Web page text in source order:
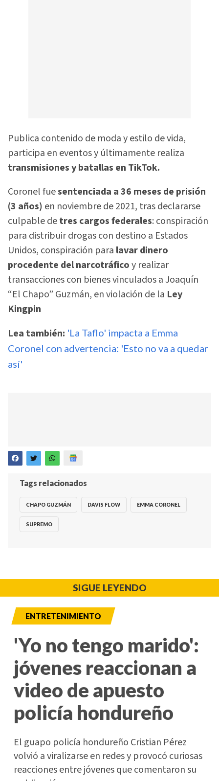
Publica contenido de moda y estilo de vida,
participa en eventos y últimamente realiza
transmisiones y batallas en TikTok.
Coronel fuesentenciada a 36 meses de prisión
(3 años) en noviembre de 2021, tras declararse
culpable detres cargos federales: conspiración
para distribuir drogas con destino a Estados
Unidos, conspiración para lavar dinero
procedente del narcotráficoy realizar
transacciones con bienes vinculados a Joaquín
“El Chapo” Guzmán, en violación de la Ley
Kingpin
Lea también: 'La Taflo' impacta a Emma
Coronel con advertencia: 'Esto no va a quedar
así'
Tags relacionados
CHAPO GUZMÁN DAVIS FLOW EMMA CORONEL
SUPREMO
SIGUE LEYENDO
ENTRETENIMIENTO
'Yo no tengo marido':
jóvenes reaccionan a
video de apuesto
policía hondureño
El guapo policía hondureño Cristian Pérez
volvió a viralizarse en redes y provocó curiosas
reacciones entre jóvenes que comentaron su